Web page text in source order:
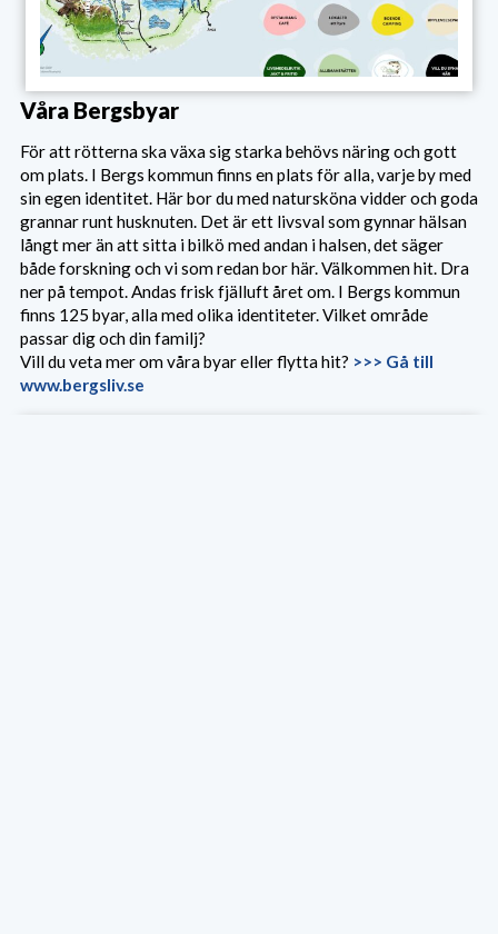
Våra Bergsbyar
För att rötterna ska växa sig starka behövs näring och gott
om plats. I Bergs kommun finns en plats för alla, varje by med
sin egen identitet. Här bor du med natursköna vidder och goda
grannar runt husknuten. Det är ett livsval som gynnar hälsan
långt mer än att sitta i bilkö med andan i halsen, det säger
både forskning och vi som redan bor här. Välkommen hit. Dra
ner på tempot. Andas frisk fjälluft året om. I Bergs kommun
finns 125 byar, alla med olika identiteter. Vilket område
passar dig och din familj?
Vill du veta mer om våra byar eller flytta hit? >>> Gå till
www.bergsliv.se